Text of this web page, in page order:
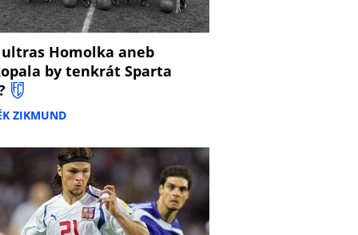
ultras Homolka aneb
by tenkrát Sparta
ZIKMUND